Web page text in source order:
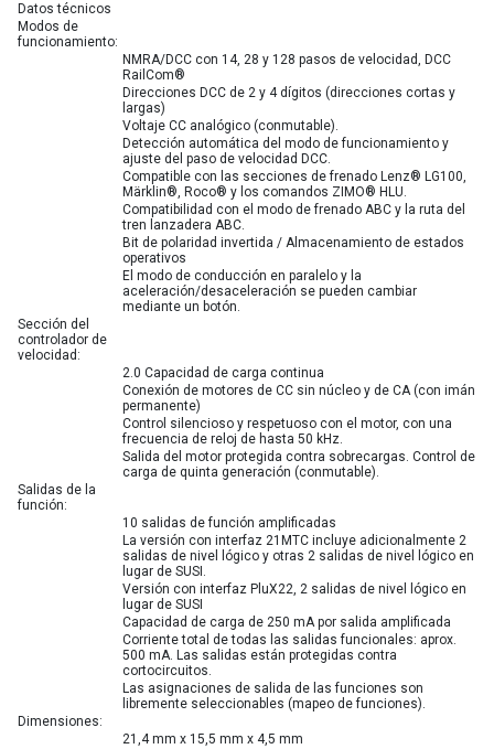
Datos técnicos
Modos de
funcionamiento:
NMRA/DCC con 14, 28 y 128 pasos de velocidad, DCC
RailCom®
Direcciones DCC de 2 y 4 dígitos (direcciones cortas y
largas)
Voltaje CC analógico (conmutable).
Detección automática del modo de funcionamiento y
ajuste del paso de velocidad DCC.
Compatible con las secciones de frenado Lenz® LG100,
Märklin®, Roco® y los comandos ZIMO® HLU.
Compatibilidad con el modo de frenado ABC y la ruta del
tren lanzadera ABC.
Bit de polaridad invertida / Almacenamiento de estados
operativos
El modo de conducción en paralelo y la
aceleración/desaceleración se pueden cambiar
mediante un botón.
Sección del
controlador de
velocidad:
2.0 Capacidad de carga continua
Conexión de motores de CC sin núcleo y de CA (con imán
permanente)
Control silencioso y respetuoso con el motor, con una
frecuencia de reloj de hasta 50 kHz.
Salida del motor protegida contra sobrecargas. Control de
carga de quinta generación (conmutable).
Salidas de la
función:
10 salidas de función amplificadas
La versión con interfaz 21MTC incluye adicionalmente 2
salidas de nivel lógico y otras 2 salidas de nivel lógico en
lugar de SUSI.
Versión con interfaz PluX22, 2 salidas de nivel lógico en
lugar de SUSI
Capacidad de carga de 250 mA por salida amplificada
Corriente total de todas las salidas funcionales: aprox.
500 mA. Las salidas están protegidas contra
cortocircuitos.
Las asignaciones de salida de las funciones son
libremente seleccionables (mapeo de funciones).
Dimensiones:
21,4 mm x 15,5 mm x 4,5 mm